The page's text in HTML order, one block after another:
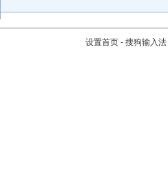
设置首页 - 搜狗输入法